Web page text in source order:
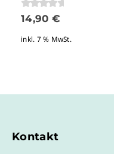
0von 5
14,90 €
inkl. 7 % MwSt.
Kontakt